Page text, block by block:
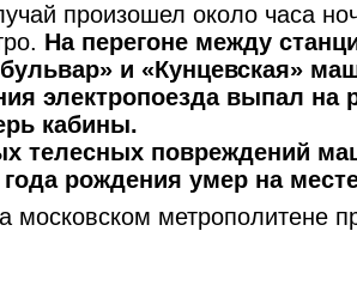
произошел около часа
На перегоне между
и «Кунцевская»
электропоезда выпал на
кабины.
телесных повреждений
рождения умер на
московском метрополитене